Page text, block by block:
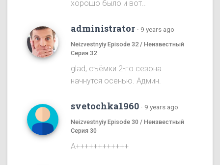
хорошо было и вот..
administrator · 9 years ago
Neizvestnyiy Episode 32 / Неизвестный
Серия 32
glad, съёмки 2-го сезона
начнутся осенью. Админ.
svetochka1960 · 9 years ago
Neizvestnyiy Episode 30 / Неизвестный
Серия 30
А++++++++++++